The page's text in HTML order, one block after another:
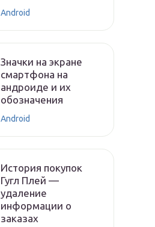
Android
Значки на экране
смартфона на
андроиде и их
обозначения
Android
История покупок
Гугл Плей —
удаление
информации о
заказах